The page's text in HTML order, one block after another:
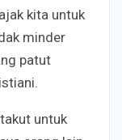
kita untuk
minder
patut
untuk